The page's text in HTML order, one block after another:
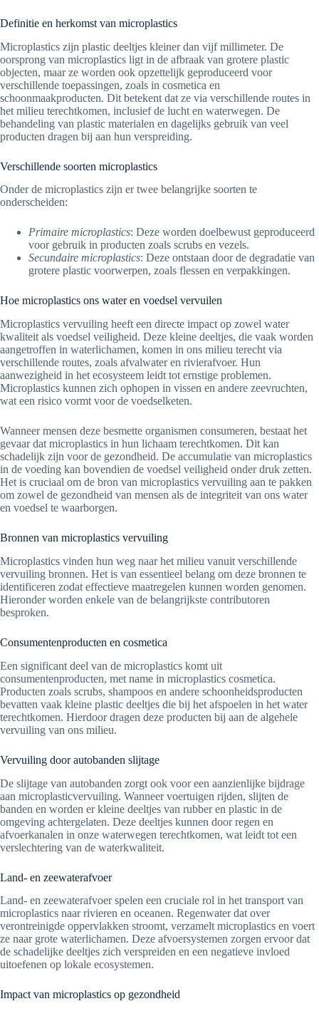
Definitie en herkomst van microplastics
Microplastics zijn plastic deeltjes kleiner dan vijf millimeter. De
oorsprong van microplastics ligt in de afbraak van grotere plastic
objecten, maar ze worden ook opzettelijk geproduceerd voor
verschillende toepassingen, zoals in cosmetica en
schoonmaakproducten. Dit betekent dat ze via verschillende routes in
het milieu terechtkomen, inclusief de lucht en waterwegen. De
behandeling van plastic materialen en dagelijks gebruik van veel
producten dragen bij aan hun verspreiding.
Verschillende soorten microplastics
Onder de microplastics zijn er twee belangrijke soorten te
onderscheiden:
Primaire microplastics: Deze worden doelbewust geproduceerd
voor gebruik in producten zoals scrubs en vezels.
Secundaire microplastics: Deze ontstaan door de degradatie van
grotere plastic voorwerpen, zoals flessen en verpakkingen.
Hoe microplastics ons water en voedsel vervuilen
Microplastics vervuiling heeft een directe impact op zowel water
kwaliteit als voedsel veiligheid. Deze kleine deeltjes, die vaak worden
aangetroffen in waterlichamen, komen in ons milieu terecht via
verschillende routes, zoals afvalwater en rivierafvoer. Hun
aanwezigheid in het ecosysteem leidt tot ernstige problemen.
Microplastics kunnen zich ophopen in vissen en andere zeevruchten,
wat een risico vormt voor de voedselketen.
Wanneer mensen deze besmette organismen consumeren, bestaat het
gevaar dat microplastics in hun lichaam terechtkomen. Dit kan
schadelijk zijn voor de gezondheid. De accumulatie van microplastics
in de voeding kan bovendien de voedsel veiligheid onder druk zetten.
Het is cruciaal om de bron van microplastics vervuiling aan te pakken
om zowel de gezondheid van mensen als de integriteit van ons water
en voedsel te waarborgen.
Bronnen van microplastics vervuiling
Microplastics vinden hun weg naar het milieu vanuit verschillende
vervuiling bronnen. Het is van essentieel belang om deze bronnen te
identificeren zodat effectieve maatregelen kunnen worden genomen.
Hieronder worden enkele van de belangrijkste contributoren
besproken.
Consumentenproducten en cosmetica
Een significant deel van de microplastics komt uit
consumentenproducten, met name in microplastics cosmetica.
Producten zoals scrubs, shampoos en andere schoonheidsproducten
bevatten vaak kleine plastic deeltjes die bij het afspoelen in het water
terechtkomen. Hierdoor dragen deze producten bij aan de algehele
vervuiling van ons milieu.
Vervuiling door autobanden slijtage
De slijtage van autobanden zorgt ook voor een aanzienlijke bijdrage
aan microplasticvervuiling. Wanneer voertuigen rijden, slijten de
banden en worden er kleine deeltjes van rubber en plastic in de
omgeving achtergelaten. Deze deeltjes kunnen door regen en
afvoerkanalen in onze waterwegen terechtkomen, wat leidt tot een
verslechtering van de waterkwaliteit.
Land- en zeewaterafvoer
Land- en zeewaterafvoer spelen een cruciale rol in het transport van
microplastics naar rivieren en oceanen. Regenwater dat over
verontreinigde oppervlakken stroomt, verzamelt microplastics en voert
ze naar grote waterlichamen. Deze afvoersystemen zorgen ervoor dat
de schadelijke deeltjes zich verspreiden en een negatieve invloed
uitoefenen op lokale ecosystemen.
Impact van microplastics op gezondheid